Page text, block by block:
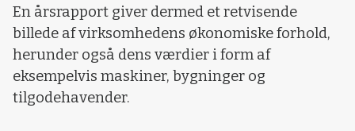
En årsrapport giver dermed et retvisende
billede af virksomhedens økonomiske forhold,
herunder også dens værdier i form af
eksempelvis maskiner, bygninger og
tilgodehavender.